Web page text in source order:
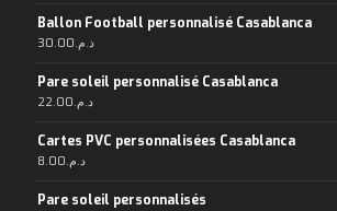
Ballon Football personnalisé Casablanca
د.م.30.00
Pare soleil personnalisé Casablanca
د.م.22.00
Cartes PVC personnalisées Casablanca
د.م.8.00
Pare soleil personnalisés